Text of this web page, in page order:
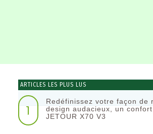
ARTICLES LES PLUS LUS
1
Redéfinissez votre façon de
design audacieux, un
JETOUR X70 V3